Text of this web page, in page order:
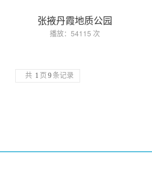
张掖丹霞地质公园
播放：54115 次
共 1 页 9 条记录